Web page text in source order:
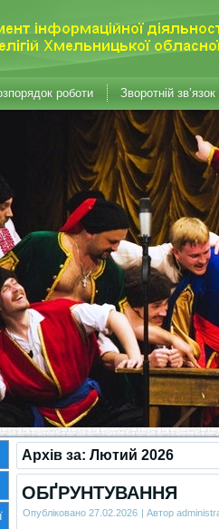
роботи Зворотній зв’язок
Архів за: Лютий 2026
ОБҐРУНТУВАННЯ
Опубліковано 27.02.2026 | Автор